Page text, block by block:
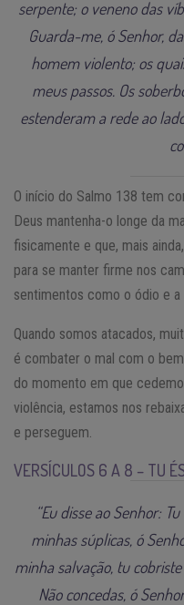
serpente; o veneno das
Guarda-me, ó Senhor,
homem violento; os
meus passos. Os
estenderam a rede ao
O início do Salmo 138 tem
Deus mantenha-o longe da
fisicamente e que, mais
para se manter firme nos
sentimentos como o ódio e a
Quando somos atacados,
é combater o mal com o
do momento em que
violência, estamos nos
e perseguem.
VERSÍCULOS 6 A 8 – TU
“Eu disse ao Senhor:
minhas súplicas, ó
minha salvação, tu
Não concedas, ó